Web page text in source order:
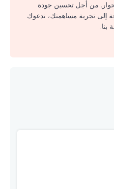
من أجل تحسين جودة
إلى تجربة مساهمتك، ندعوك
بنا.